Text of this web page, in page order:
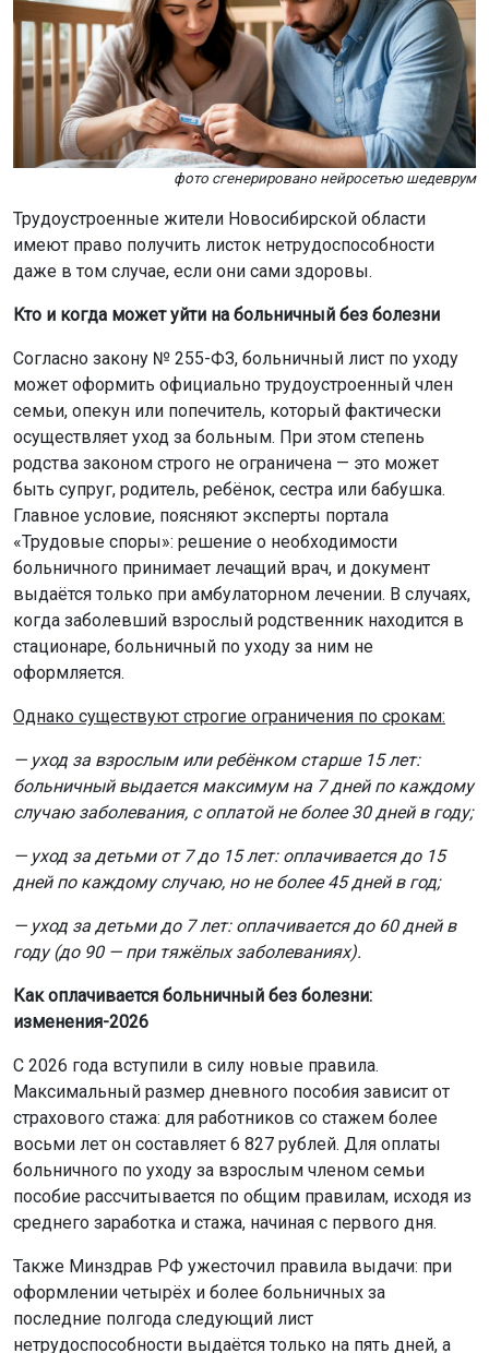
фото сгенерировано нейросетью шедеврум
Трудоустроенные жители Новосибирской области
имеют право получить листок нетрудоспособности
даже в том случае, если они сами здоровы.
Кто и когда может уйти на больничный без болезни
Согласно закону № 255-ФЗ, больничный лист по уходу
может оформить официально трудоустроенный член
семьи, опекун или попечитель, который фактически
осуществляет уход за больным. При этом степень
родства законом строго не ограничена — это может
быть супруг, родитель, ребёнок, сестра или бабушка.
Главное условие, поясняют эксперты портала
«Трудовые споры»: решение о необходимости
больничного принимает лечащий врач, и документ
выдаётся только при амбулаторном лечении. В случаях,
когда заболевший взрослый родственник находится в
стационаре, больничный по уходу за ним не
оформляется.
Однако существуют строгие ограничения по срокам:
— уход за взрослым или ребёнком старше 15 лет:
больничный выдается максимум на 7 дней по каждому
случаю заболевания, с оплатой не более 30 дней в году;
— уход за детьми от 7 до 15 лет: оплачивается до 15
дней по каждому случаю, но не более 45 дней в год;
— уход за детьми до 7 лет: оплачивается до 60 дней в
году (до 90 — при тяжёлых заболеваниях).
Как оплачивается больничный без болезни:
изменения-2026
С 2026 года вступили в силу новые правила.
Максимальный размер дневного пособия зависит от
страхового стажа: для работников со стажем более
восьми лет он составляет 6 827 рублей. Для оплаты
больничного по уходу за взрослым членом семьи
пособие рассчитывается по общим правилам, исходя из
среднего заработка и стажа, начиная с первого дня.
Также Минздрав РФ ужесточил правила выдачи: при
оформлении четырёх и более больничных за
последние полгода следующий лист
нетрудоспособности выдаётся только на пять дней, а